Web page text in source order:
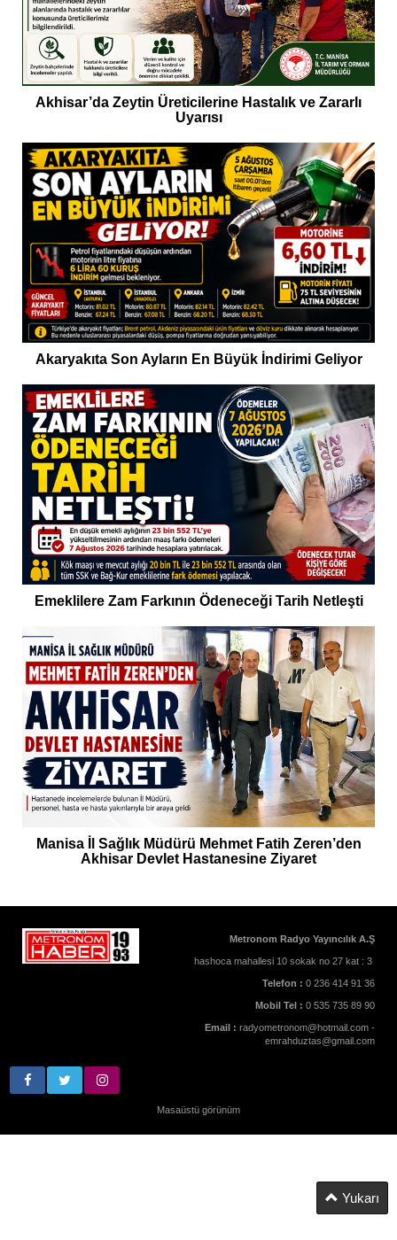
Akhisar’da Zeytin Üreticilerine Hastalık ve Zararlı
Uyarısı
Akaryakıta Son Ayların En Büyük İndirimi Geliyor
Emeklilere Zam Farkının Ödeneceği Tarih Netleşti
Manisa İl Sağlık Müdürü Mehmet Fatih Zeren’den
Akhisar Devlet Hastanesine Ziyaret
Metronom Radyo Yayıncılık A.Ş
hashoca mahallesi 10 sokak no 27 kat : 3
Telefon : 0 236 414 91 36
Mobil Tel : 0 535 735 89 90
Email : radyometronom@hotmail.com -
emrahduztas@gmail.com
Masaüstü görünüm
Yukarı